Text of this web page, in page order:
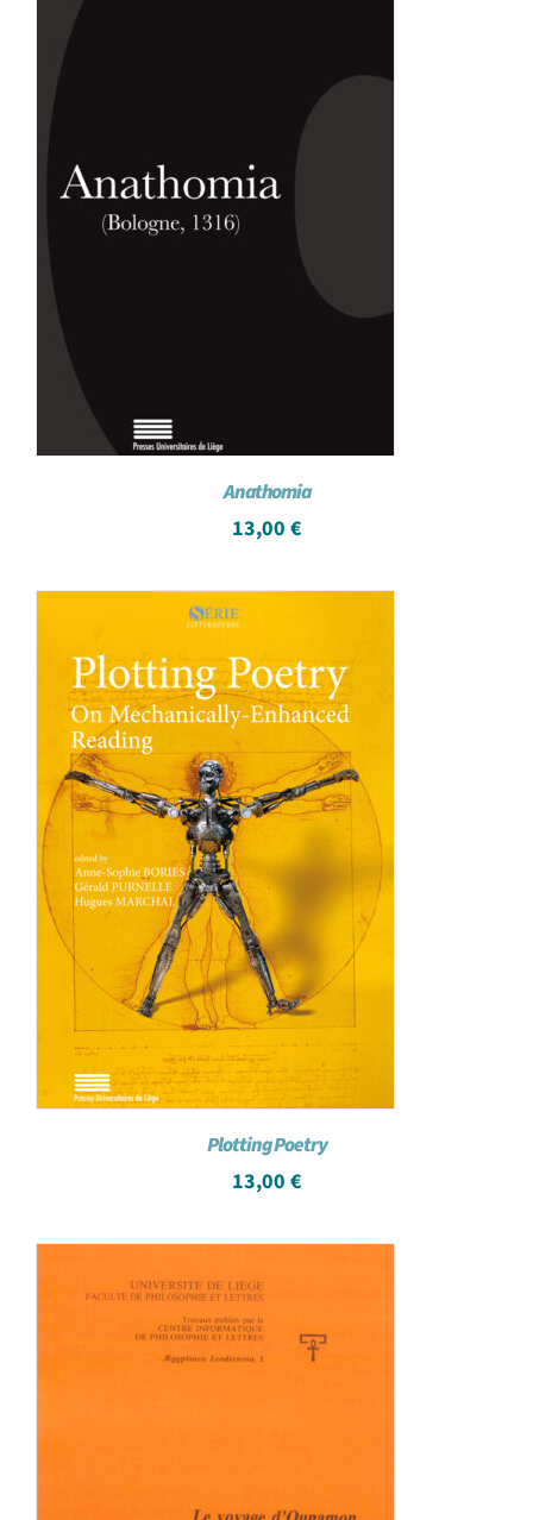
Anathomia
13,00 €
Plotting Poetry
13,00 €